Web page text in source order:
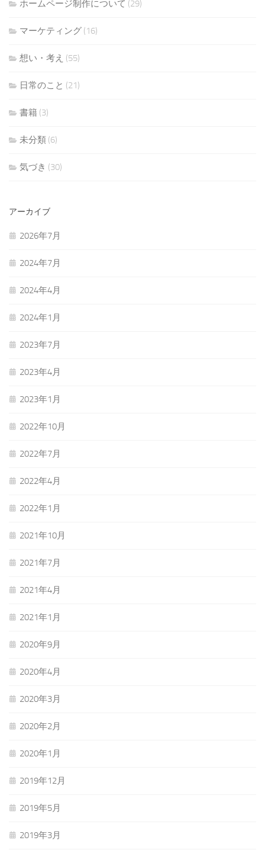
ホームページ制作について (29)
マーケティング (16)
想い・考え (55)
日常のこと (21)
書籍 (3)
未分類 (6)
気づき (30)
アーカイブ
2026年7月
2024年7月
2024年4月
2024年1月
2023年7月
2023年4月
2023年1月
2022年10月
2022年7月
2022年4月
2022年1月
2021年10月
2021年7月
2021年4月
2021年1月
2020年9月
2020年4月
2020年3月
2020年2月
2020年1月
2019年12月
2019年5月
2019年3月